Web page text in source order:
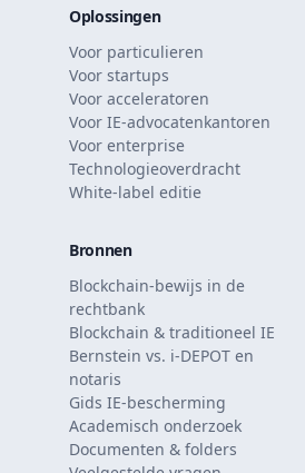
Oplossingen
Voor particulieren
Voor startups
Voor acceleratoren
Voor IE-advocatenkantoren
Voor enterprise
Technologieoverdracht
White-label editie
Bronnen
Blockchain-bewijs in de
rechtbank
Blockchain & traditioneel IE
Bernstein vs. i-DEPOT en
notaris
Gids IE-bescherming
Academisch onderzoek
Documenten & folders